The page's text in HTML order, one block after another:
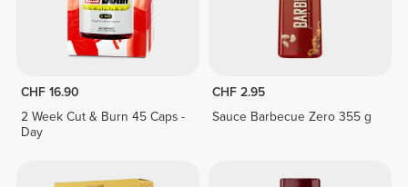
CHF 16.90
2 Week Cut & Burn 45 Caps -
Day
CHF 2.95
Sauce Barbecue Zero 355 g